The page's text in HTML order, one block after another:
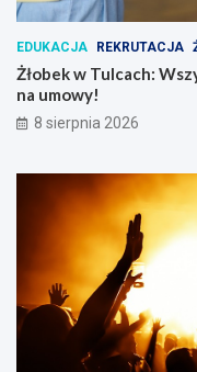
d
a
d
z
i
i
EDUKACJA REKRUTACJA
Żłobek w Tulcach:
na umowy!
8 sierpnia 2026